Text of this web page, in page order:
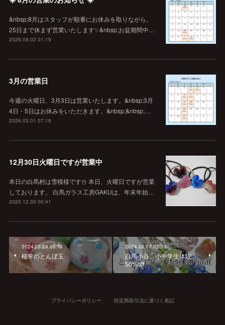
&nbsp;8月はスタッフが順番にお休みを取りながら、
25日まで休まず営業いたします✨&nbsp;お盆期間中…
2026.08.02 01:19
3月の営業日
今週の火曜日、3月3日は営業いたします。&nbsp;3月
4日・5日はお休みをいただきます。&nbsp;&nbsp;…
2026.03.01 07:18
12月30日火曜日ですが営業中
本日の白馬村は雪模様です☃️ 本日、火曜日ですが営業
しております。 白馬ガラス工房GAKUは、年末年始…
2025.12.30 00:41
2024.03.24 05:18
桜🌸のとんぼ玉
2024.03.17 02:13
白馬小谷、小中学生体験
50%off
プライバシーポリシー 特定商取引法に基づく表記